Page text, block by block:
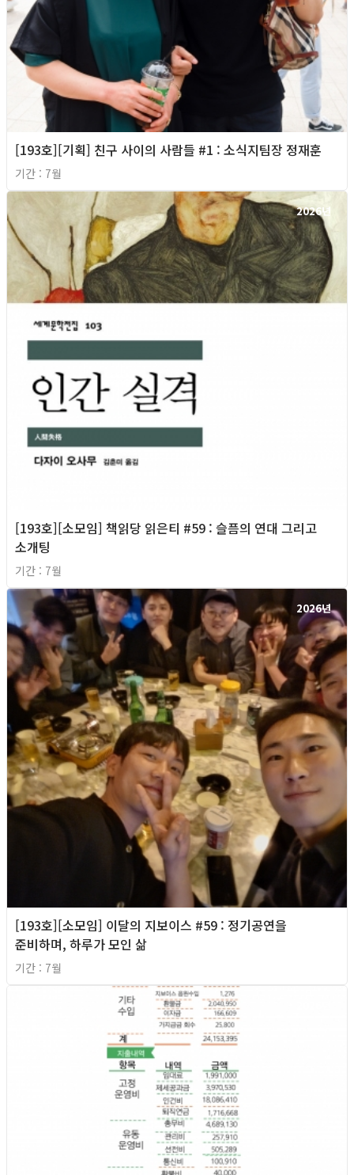
[193호][기획] 친구 사이의 사람들 #1 : 소식지팀장 정재훈
기간 : 7월
2026년
[193호][소모임] 책읽당 읽은티 #59 : 슬픔의 연대 그리고
소개팅
기간 : 7월
2026년
[193호][소모임] 이달의 지보이스 #59 : 정기공연을
준비하며, 하루가 모인 삶
기간 : 7월